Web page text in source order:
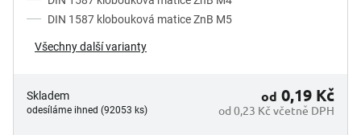
DIN 1587 klobouková matice ZnB M5
Všechny další varianty
Skladem
odesíláme ihned (92053 ks) od 0,23 Kč včetně DPH
od 0,19 Kč